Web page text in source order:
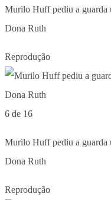
Murilo Huff pediu a guarda
Dona Ruth
Reprodução
6 de 16
Murilo Huff pediu a guarda
Dona Ruth
Reprodução